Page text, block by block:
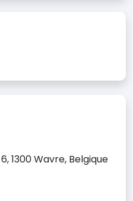
1300 Wavre, Belgique